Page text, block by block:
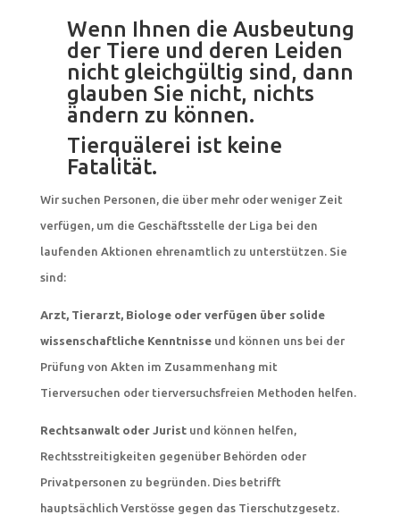
Wenn Ihnen die Ausbeutung
der Tiere und deren Leiden
nicht gleichgültig sind, dann
glauben Sie nicht, nichts
ändern zu können.
Tierquälerei ist keine
Fatalität.
Wir suchen Personen, die über mehr oder weniger Zeit
verfügen, um die Geschäftsstelle der Liga bei den
laufenden Aktionen ehrenamtlich zu unterstützen. Sie
sind:
Arzt, Tierarzt, Biologe oder verfügen über solide
wissenschaftliche Kenntnisseund können uns bei der
Prüfung von Akten im Zusammenhang mit
Tierversuchen oder tierversuchsfreien Methoden helfen.
Rechtsanwalt oder Juristund können helfen,
Rechtsstreitigkeiten gegenüber Behörden oder
Privatpersonen zu begründen. Dies betrifft
hauptsächlich Verstösse gegen das Tierschutzgesetz.